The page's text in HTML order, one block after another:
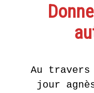
Au
jour